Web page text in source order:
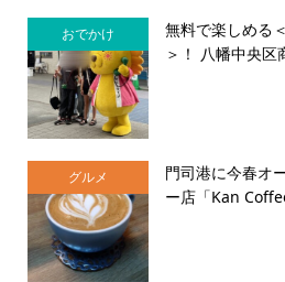
おでかけ
無料で楽しめる
＞！ 八幡中央区
グルメ
門司港に今春オ
ー店「Kan